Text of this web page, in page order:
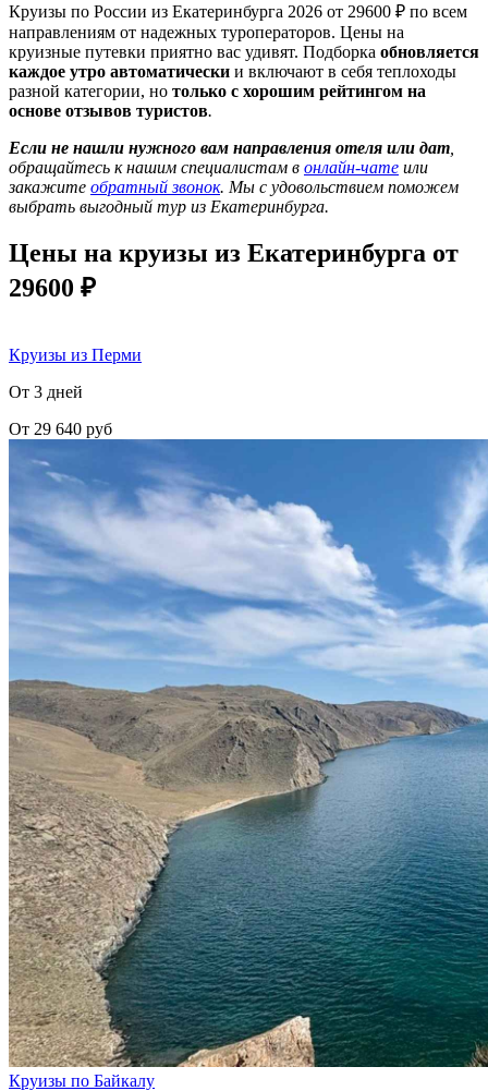
Круизы по России из Екатеринбурга 2026 от 29600 ₽ по всем
направлениям от надежных туроператоров. Цены на
круизные путевки приятно вас удивят. Подборка обновляется
каждое утро автоматически и включают в себя теплоходы
разной категории, но только с хорошим рейтингом на
основе отзывов туристов.
Если не нашли нужного вам направления отеля или дат
обращайтесь к нашим специалистам в онлайн-чате или
закажите обратный звонок. Мы с удовольствием поможем
выбрать выгодный тур из Екатеринбурга.
Цены на круизы из Екатеринбурга от
29600 ₽
Круизы из Перми
От 3 дней
От 29 640 руб
Круизы по Байкалу